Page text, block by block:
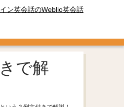
ン英会話のWeblio英会話
で解